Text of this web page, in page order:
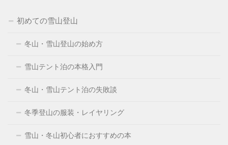
初めての雪山登山
冬山・雪山登山の始め方
雪山テント泊の本格入門
冬山・雪山テント泊の失敗談
冬季登山の服装・レイヤリング
雪山・冬山初心者におすすめの本